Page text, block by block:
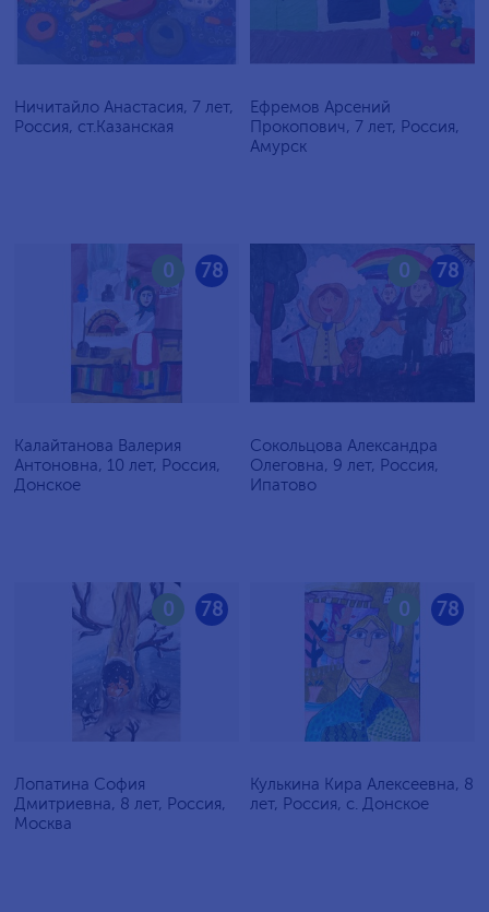
Ничитайло Анастасия, 7 лет,
Россия, ст.Казанская
Ефремов Арсений
Прокопович, 7 лет, Россия,
Амурск
78
0
Калайтанова Валерия
Антоновна, 10 лет, Россия,
Донское
78
0
Сокольцова Александра
Олеговна, 9 лет, Россия,
Ипатово
78
0
Лопатина София
Дмитриевна, 8 лет, Россия,
Москва
78
0
Кулькина Кира Алексеевна, 8
лет, Россия, с. Донское